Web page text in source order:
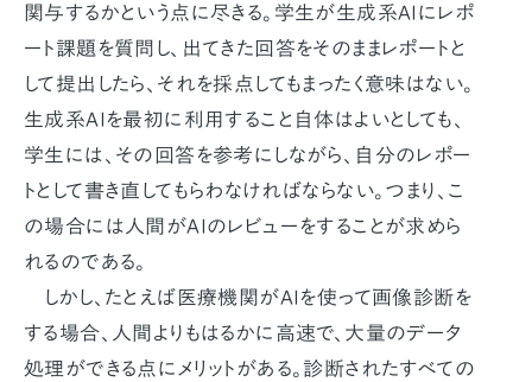
関与するかという点に尽きる。学生が生成系AIにレポ
ート課題を質問し、出てきた回答をそのままレポートと
して提出したら、それを採点してもまったく意味はない。
生成系AIを最初に利用すること自体はよいとしても、
学生には、その回答を参考にしながら、自分のレポー
トとして書き直してもらわなければならない。つまり、こ
の場合には人間がAIのレビューをすることが求めら
れるのである。
しかし、たとえば医療機関がAIを使って画像診断を
する場合、人間よりもはるかに高速で、大量のデータ
処理ができる点にメリットがある。診断されたすべての